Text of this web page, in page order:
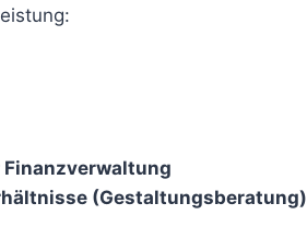
(Gestaltungsberatung)